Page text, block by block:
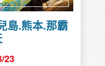
島.熊本.那霸
23